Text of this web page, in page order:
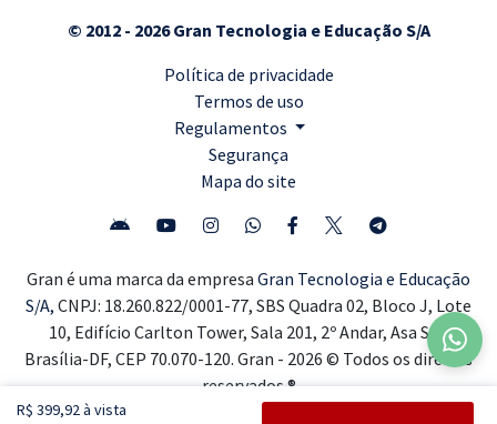
R$ 399,92 à vista
© 2012 - 2026 Gran Tecnologia e Educação S/A
Política de privacidade
Termos de uso
Regulamentos
Segurança
Mapa do site
Gran é uma marca da empresa Gran Tecnologia e Educação
S/A, CNPJ: 18.260.822/0001-77, SBS Quadra 02, Bloco J, Lote
10, Edifício Carlton Tower, Sala 201, 2º Andar, Asa Sul,
Brasília-DF, CEP 70.070-120. Gran - 2026 © Todos os direitos
reservados ®